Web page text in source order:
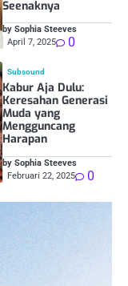
Seenaknya
by Sophia Steeves
April 7, 2025
0
Subsound
Kabur Aja Dulu:
Keresahan Generasi
Muda yang
Mengguncang
Harapan
by Sophia Steeves
Februari 22, 2025
0